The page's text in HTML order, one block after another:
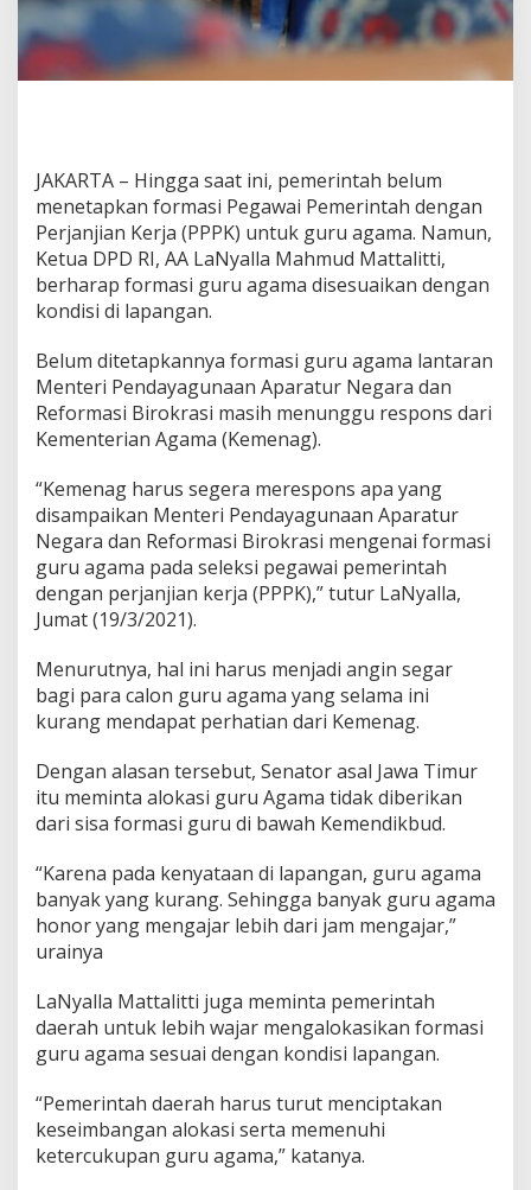
r
u
A
g
a
r
u
S
e
s
a
K
o
n
i
i
D
i
L
n
g
a
n
JAKARTA – Hingga saat ini, pemerintah belum
menetapkan formasi Pegawai Pemerintah dengan
Perjanjian Kerja (PPPK) untuk guru agama. Namun,
Ketua DPD RI, AA LaNyalla Mahmud Mattalitti,
berharap formasi guru agama disesuaikan dengan
kondisi di lapangan.
Belum ditetapkannya formasi guru agama lantaran
Menteri Pendayagunaan Aparatur Negara dan
Reformasi Birokrasi masih menunggu respons dari
Kementerian Agama (Kemenag).
“Kemenag harus segera merespons apa yang
disampaikan Menteri Pendayagunaan Aparatur
Negara dan Reformasi Birokrasi mengenai formasi
guru agama pada seleksi pegawai pemerintah
dengan perjanjian kerja (PPPK),” tutur LaNyalla,
Jumat (19/3/2021).
Menurutnya, hal ini harus menjadi angin segar
bagi para calon guru agama yang selama ini
kurang mendapat perhatian dari Kemenag.
Dengan alasan tersebut, Senator asal Jawa Timur
itu meminta alokasi guru Agama tidak diberikan
dari sisa formasi guru di bawah Kemendikbud.
“Karena pada kenyataan di lapangan, guru agama
banyak yang kurang. Sehingga banyak guru agama
honor yang mengajar lebih dari jam mengajar,”
urainya
LaNyalla Mattalitti juga meminta pemerintah
daerah untuk lebih wajar mengalokasikan formasi
guru agama sesuai dengan kondisi lapangan.
“Pemerintah daerah harus turut menciptakan
keseimbangan alokasi serta memenuhi
ketercukupan guru agama,” katanya.